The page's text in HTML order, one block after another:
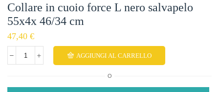
Collare in cuoio force L nero salvapelo
55x4x 46/34 cm
47,40 €
AGGIUNGI AL CARRELLO
O